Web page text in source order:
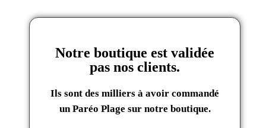
Notre boutique est validée
pas nos clients.
Ils sont des milliers à avoir commandé
un Paréo Plage sur notre boutique.